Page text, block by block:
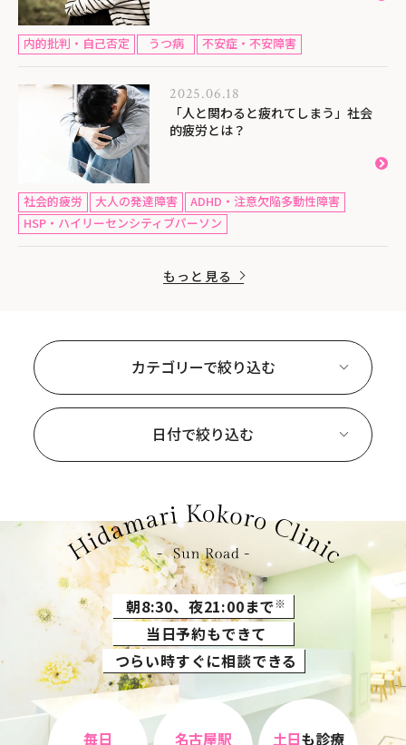
内的批判・自己否定 うつ病 不安症・不安障害
2025.06.18
「人と関わると疲れてしまう」社会
的疲労とは？
社会的疲労 大人の発達障害
ADHD・注意欠陥多動性障害
HSP・ハイリーセンシティブパーソン
もっと見る
カテゴリーで絞り込む
日付で絞り込む
朝8:30、夜21:00まで※
当日予約もできて
つらい時すぐに相談できる
毎日 名古屋駅 土日も診療